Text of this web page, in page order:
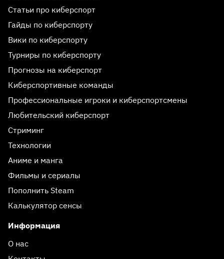
Статьи про киберспорт
Гайды по киберспорту
Вики по киберспорту
Турниры по киберспорту
Прогнозы на киберспорт
Киберспортивные команды
Профессиональные игроки и киберспортсмены
Любительский киберспорт
Стриминг
Технологии
Аниме и манга
Фильмы и сериалы
Пополнить Steam
Калькулятор сенсы
Информация
О нас